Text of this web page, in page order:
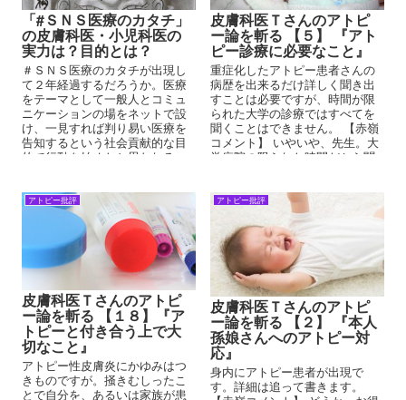
「#ＳＮＳ医療のカタチ」
の皮膚科医・小児科医の
実力は？目的とは？
＃ＳＮＳ医療のカタチが出現し
て２年経過するだろうか。医療
をテーマとして一般人とコミュ
ニケーションの場をネットで設
け、一見すれば判り易い医療を
告知するという社会貢献的な目
的で行動を始めたと思われる。
いうネットからの凍結を目的に
活動し、ＳＮＳでの民間療法へ
の攻撃は、サブアカウントの匿
名で昔のやくざ屋さんを彷彿と
させる言葉でなじり、厚労省薬
機関連へ逐一報告する末端医師
の行動だった。得意のコメント
は『そのエビデンスを示せ』と
いう決まり文句だった。
皮膚科医Ｔさんのアトピ
ー論を斬る 【５】 『アト
ピー診療に必要なこと』
重症化したアトピー患者さんの
病歴を出来るだけ詳しく聞き出
すことは必要ですが、時間が限
られた大学の診療ではすべてを
聞くことはできません。 【赤嶺
コメント】 いやいや、先生。大
学病院の限られた時間だから聞
ませれば、直ぐに症状を見れば
理解できるでしょう。
アトピー批評
皮膚科医Ｔさんのアトピ
ー論を斬る 【１８】『ア
トピーと付き合う上で大
切なこと』
アトピー性皮膚炎にかゆみはつ
きものですが。掻きむしったこ
とで自分を、あるいは家族が患
アトピー批評
皮膚科医Ｔさんのアトピ
ー論を斬る 【２】 『本人
孫娘さんへのアトピー対
応』
身内にアトピー患者が出現で
す。詳細は追って書きます。